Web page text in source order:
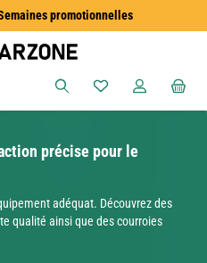
promotionnelles
Vous avez 0
précise pour le
adéquat. Découvrez des
qualité ainsi que des courroies